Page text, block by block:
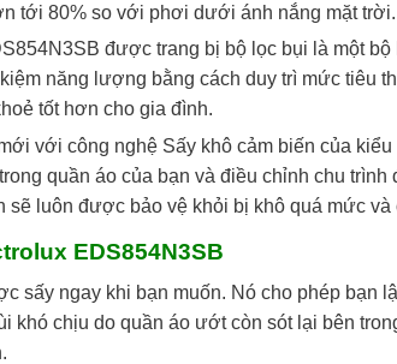
tới 80% so với phơi dưới ánh nắng mặt trời.
được trang bị bộ lọc bụi là một
năng lượng bằng cách duy trì mức tiêu
tốt hơn cho gia đình.
với công nghệ Sấy khô cảm biến của kiểu
quần áo của bạn và điều chỉnh chu
sẽ luôn được bảo vệ khỏi bị khô quá mức và
EDS854N3SB
sấy ngay khi bạn muốn. Nó cho phép bạn
khó chịu do quần áo ướt còn sót lại bên